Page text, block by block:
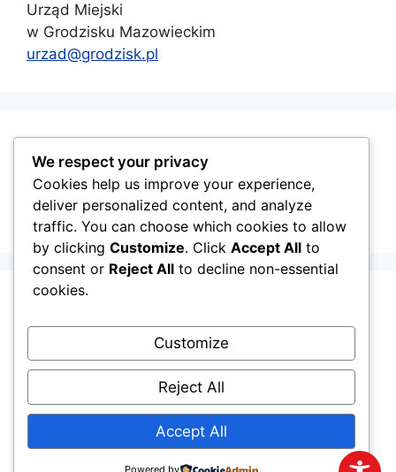
Urząd Miejski
w Grodzisku Mazowieckim
urzad@grodzisk.pl
We respect your privacy
Cookies help us improve your experience,
deliver personalized content, and analyze
traffic. You can choose which cookies to allow
by clicking Customize. Click Accept All to
consent or Reject All to decline non-essential
cookies.
Customize
Reject All
Accept All
Powered by